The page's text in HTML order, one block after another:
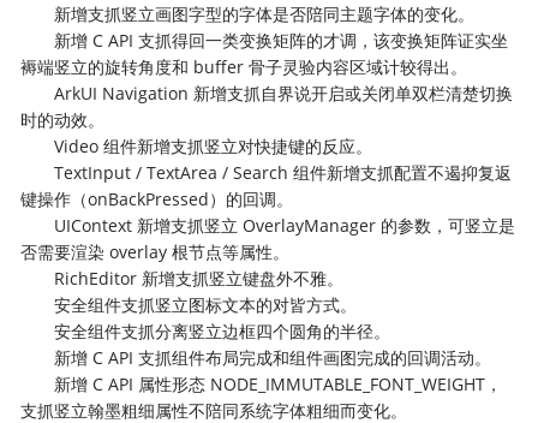
新增支抓竖立画图字型的字体是否陪同主题字体的变化。
新增 C API 支抓得回一类变换矩阵的才调，该变换矩阵证实坐
褥端竖立的旋转角度和 buffer 骨子灵验内容区域计较得出。
ArkUI Navigation 新增支抓自界说开启或关闭单双栏清楚切换
时的动效。
Video 组件新增支抓竖立对快捷键的反应。
TextInput / TextArea / Search 组件新增支抓配置不遏抑复返
键操作（onBackPressed）的回调。
UIContext 新增支抓竖立 OverlayManager 的参数，可竖立是
否需要渲染 overlay 根节点等属性。
RichEditor 新增支抓竖立键盘外不雅。
安全组件支抓竖立图标文本的对皆方式。
安全组件支抓分离竖立边框四个圆角的半径。
新增 C API 支抓组件布局完成和组件画图完成的回调活动。
新增 C API 属性形态 NODE_IMMUTABLE_FONT_WEIGHT，
支抓竖立翰墨粗细属性不陪同系统字体粗细而变化。